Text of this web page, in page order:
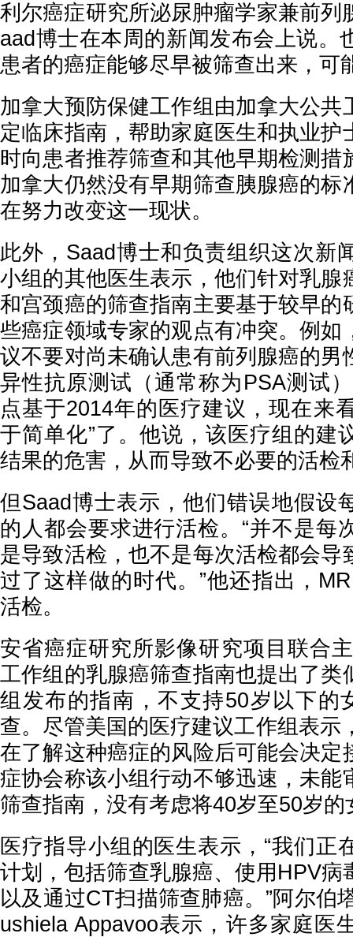
利尔癌症研究所泌尿肿瘤学家兼前列
aad博士在本周的新闻发布会上说。
患者的癌症能够尽早被筛查出来，可
加拿大预防保健工作组由加拿大公共
定临床指南，帮助家庭医生和执业护
时向患者推荐筛查和其他早期检测措
加拿大仍然没有早期筛查胰腺癌的标
在努力改变这一现状。
此外， Saad博士和负责组织这次新
小组的其他医生表示，他们针对乳腺
和宫颈癌的筛查指南主要基于较早的
些癌症领域专家的观点有冲突。例如
议不要对尚未确认患有前列腺癌的男
异性抗原测试（通常称为PSA测试
点基于2014年的医疗建议，现在来
于简单化”了。他说，该医疗组的建
结果的危害，从而导致不必要的活检
但Saad博士表示，他们错误地假设
的人都会要求进行活检。“并不是每
是导致活检，也不是每次活检都会导
过了这样做的时代。”他还指出，
活检。
安省癌症研究所影像研究项目联合
工作组的乳腺癌筛查指南也提出了类
组发布的指南，不支持50岁以下的
查。尽管美国的医疗建议工作组表示
在了解这种癌症的风险后可能会决定
症协会称该小组行动不够迅速，未能
筛查指南，没有考虑将40岁至50岁
医疗指导小组的医生表示，“我们正
计划，包括筛查乳腺癌、使用 HPV病
以及通过CT扫描筛查肺癌。”阿尔伯
ushiela Appavoo表示，许多家庭医